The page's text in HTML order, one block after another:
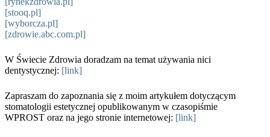
[stooq.pl]
[wyborcza.pl]
[zdrowie.abc.com.pl]
W Świecie Zdrowia doradzam na temat używania nici
dentystycznej: [link]
Zapraszam do zapoznania się z moim artykułem dotyczącym
stomatologii estetycznej opublikowanym w czasopiśmie
WPROST oraz na jego stronie internetowej: [link]